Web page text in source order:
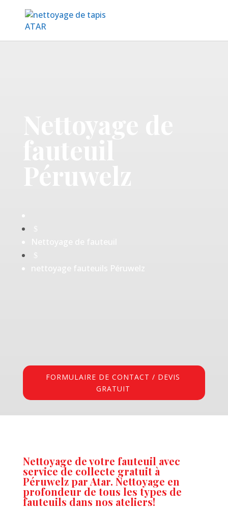
$
Nettoyage de fauteuil
$
nettoyage fauteuils Péruwelz
FORMULAIRE DE CONTACT / DEVIS
GRATUIT
Nettoyage de votre fauteuil avec
service de collecte gratuit à
Péruwelz par Atar. Nettoyage en
profondeur de tous les types de
fauteuils dans nos ateliers!